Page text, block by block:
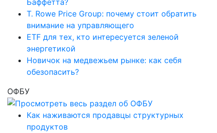
T. Rowe Price Group: почему стоит обратить
внимание на управляющего
ETF для тех, кто интересуется зеленой
энергетикой
Новичок на медвежьем рынке: как себя
обезопасить?
ОФБУ
Как наживаются продавцы структурных
продуктов